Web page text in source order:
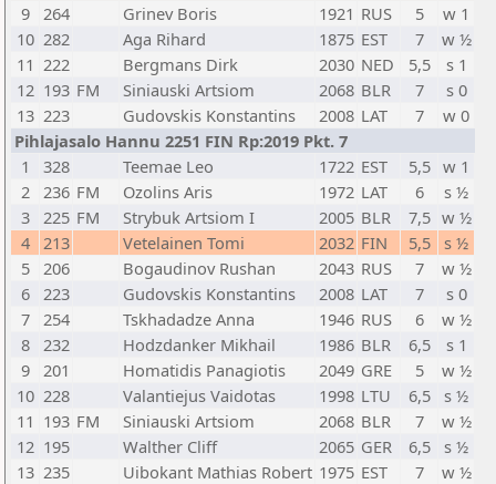
9 264 Grinev Boris 1921 RUS 5
w 1
10 282 Aga Rihard 1875 EST 7
w ½
11 222 Bergmans Dirk 2030 NED 5,5
s 1
12 193 FM Siniauski Artsiom 2068 BLR 7
s 0
13 223 Gudovskis Konstantins 2008 LAT 7
w 0
Pihlajasalo Hannu 2251 FIN Rp:2019 Pkt. 7
1
328 Teemae Leo 1722 EST 5,5 w 1
2 236 FM Ozolins Aris 1972 LAT 6
s ½
3 225 FM Strybuk Artsiom I 2005 BLR 7,5 w ½
4 213 Vetelainen Tomi 2032 FIN 5,5
s ½
5 206 Bogaudinov Rushan 2043 RUS 7
w ½
6 223 Gudovskis Konstantins 2008 LAT 7
s 0
7 254 Tskhadadze Anna 1946 RUS 6
w ½
8 232 Hodzdanker Mikhail 1986 BLR 6,5
s 1
9 201 Homatidis Panagiotis 2049 GRE 5
w ½
10 228 Valantiejus Vaidotas 1998 LTU 6,5
s ½
11 193 FM Siniauski Artsiom 2068 BLR 7
w ½
12 195 Walther Cliff 2065 GER 6,5
s ½
13 235 Uibokant Mathias Robert 1975 EST 7
w ½